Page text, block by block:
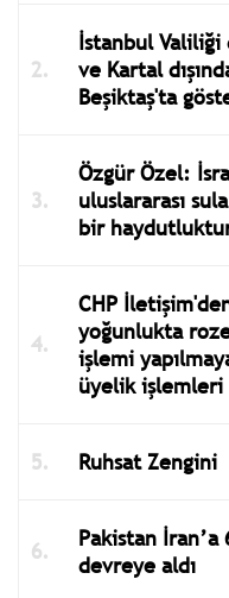
İstanbul Valiliği
ve Kartal
Beşiktaş'ta
Özgür Özel:
uluslararası
bir
CHP
yoğunlukta
işlemi
üyelik
Ruhsat Zengini
Pakistan
devreye aldı